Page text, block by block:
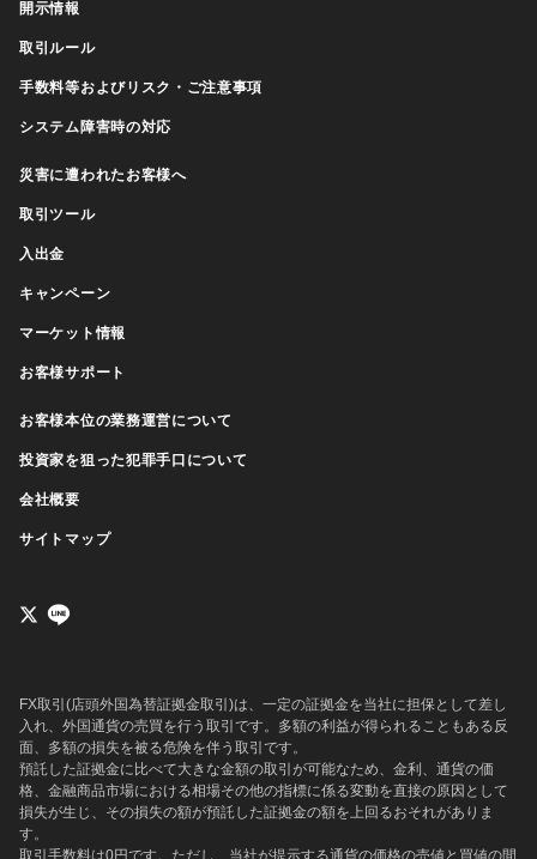
開示情報
取引ルール
手数料等およびリスク・ご注意事項
システム障害時の対応
災害に遭われたお客様へ
取引ツール
入出金
キャンペーン
マーケット情報
お客様サポート
お客様本位の業務運営について
投資家を狙った犯罪手口について
会社概要
サイトマップ
FX取引(店頭外国為替証拠金取引)は、一定の証拠金を当社に担保として差し
入れ、外国通貨の売買を行う取引です。多額の利益が得られることもある反
面、多額の損失を被る危険を伴う取引です。
預託した証拠金に比べて大きな金額の取引が可能なため、金利、通貨の価
格、金融商品市場における相場その他の指標に係る変動を直接の原因として
損失が生じ、その損失の額が預託した証拠金の額を上回るおそれがありま
す。